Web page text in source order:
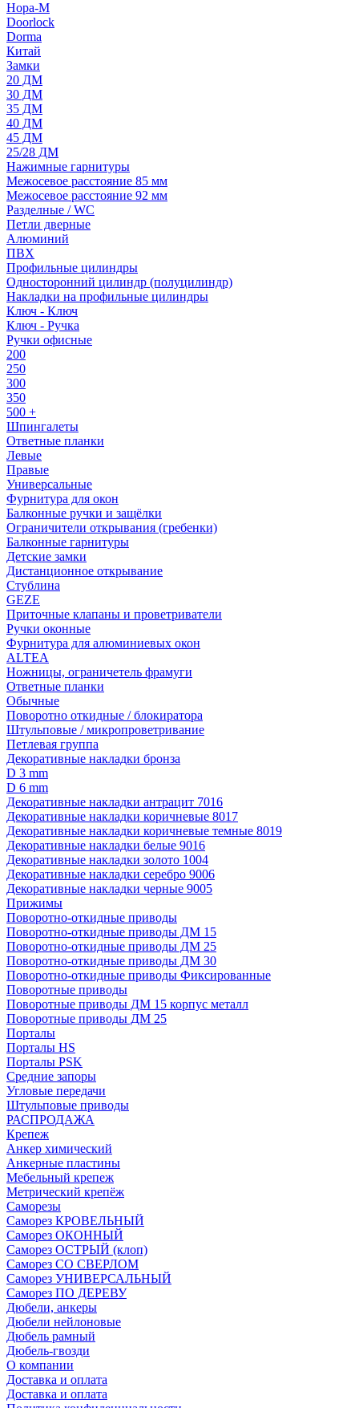
Нора-М
Doorlock
Dorma
Китай
Замки
20 ДМ
30 ДМ
35 ДМ
40 ДМ
45 ДМ
25/28 ДМ
Нажимные гарнитуры
Межосевое расстояние 85 мм
Межосевое расстояние 92 мм
Разделные / WC
Петли дверные
Алюминий
ПВХ
Профильные цилиндры
Односторонний цилиндр (полуцилиндр)
Накладки на профильные цилиндры
Ключ - Ключ
Ключ - Ручка
Ручки офисные
200
250
300
350
500 +
Шпингалеты
Ответные планки
Левые
Правые
Универсальные
Фурнитура для окон
Балконные ручки и защёлки
Ограничители открывания (гребенки)
Балконные гарнитуры
Детские замки
Дистанционное открывание
Стублина
GEZE
Приточные клапаны и проветриватели
Ручки оконные
Фурнитура для алюминиевых окон
ALTEA
Ножницы, ограничетель фрамуги
Ответные планки
Обычные
Поворотно откидные / блокиратора
Штульповые / микропроветривание
Петлевая группа
Декоративные накладки бронза
D 3 mm
D 6 mm
Декоративные накладки антрацит 7016
Декоративные накладки коричневые 8017
Декоративные накладки коричневые темные 8019
Декоративные накладки белые 9016
Декоративные накладки золото 1004
Декоративные накладки серебро 9006
Декоративные накладки черные 9005
Прижимы
Поворотно-откидные приводы
Поворотно-откидные приводы ДМ 15
Поворотно-откидные приводы ДМ 25
Поворотно-откидные приводы ДМ 30
Поворотно-откидные приводы Фиксированные
Поворотные приводы
Поворотные приводы ДМ 15 корпус металл
Поворотные приводы ДМ 25
Порталы
Порталы HS
Порталы PSK
Средние запоры
Угловые передачи
Штульповые приводы
РАСПРОДАЖА
Крепеж
Анкер химический
Анкерные пластины
Мебельный крепеж
Метрический крепёж
Саморезы
Саморез КРОВЕЛЬНЫЙ
Саморез ОКОННЫЙ
Саморез ОСТРЫЙ (клоп)
Саморез СО СВЕРЛОМ
Саморез УНИВЕРСАЛЬНЫЙ
Саморез ПО ДЕРЕВУ
Дюбели, анкеры
Дюбели нейлоновые
Дюбель рамный
Дюбель-гвозди
О компании
Доставка и оплата
Доставка и оплата